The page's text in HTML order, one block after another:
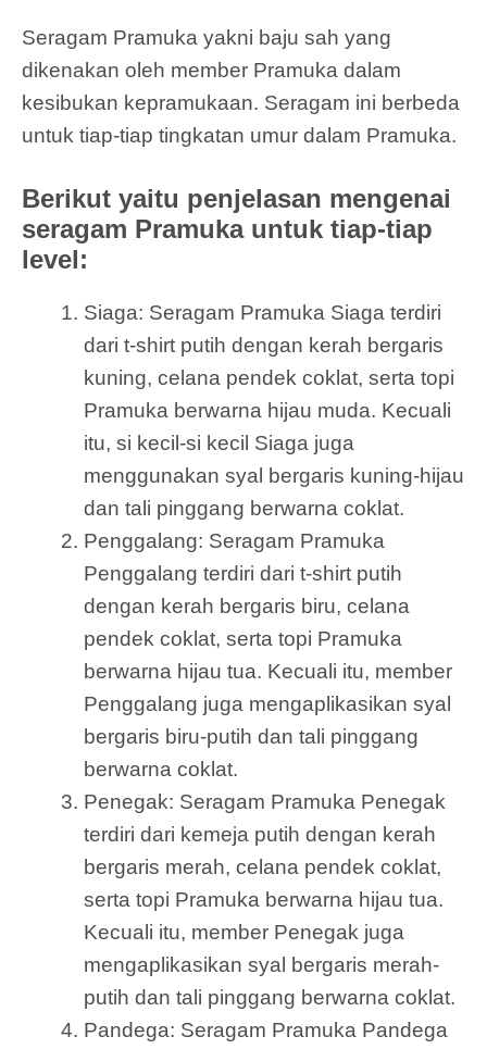
Seragam Pramuka yakni baju sah yang
dikenakan oleh member Pramuka dalam
kesibukan kepramukaan. Seragam ini berbeda
untuk tiap-tiap tingkatan umur dalam Pramuka.
Berikut yaitu penjelasan mengenai
seragam Pramuka untuk tiap-tiap
level:
Siaga: Seragam Pramuka Siaga terdiri
dari t-shirt putih dengan kerah bergaris
kuning, celana pendek coklat, serta topi
Pramuka berwarna hijau muda. Kecuali
itu, si kecil-si kecil Siaga juga
menggunakan syal bergaris kuning-hijau
dan tali pinggang berwarna coklat.
Penggalang: Seragam Pramuka
Penggalang terdiri dari t-shirt putih
dengan kerah bergaris biru, celana
pendek coklat, serta topi Pramuka
berwarna hijau tua. Kecuali itu, member
Penggalang juga mengaplikasikan syal
bergaris biru-putih dan tali pinggang
berwarna coklat.
Penegak: Seragam Pramuka Penegak
terdiri dari kemeja putih dengan kerah
bergaris merah, celana pendek coklat,
serta topi Pramuka berwarna hijau tua.
Kecuali itu, member Penegak juga
mengaplikasikan syal bergaris merah-
putih dan tali pinggang berwarna coklat.
Pandega: Seragam Pramuka Pandega